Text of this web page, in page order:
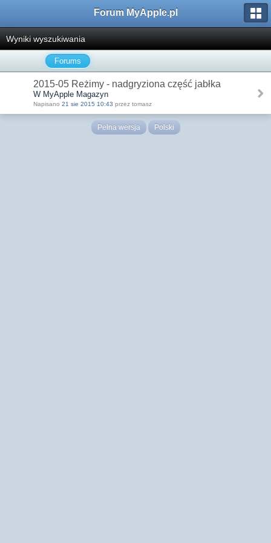
Forum MyApple.pl
Wyniki wyszukiwania
Forums
2015-05 Reżimy - nadgryziona część jabłka
W MyApple Magazyn
Napisano 21 sie 2015 10:43 przez tomasz
Pełna wersja Polski